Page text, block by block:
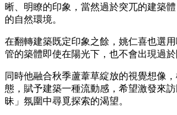
晰、明瞭的印象，當然過於突兀的建築
的自然環境。
在翻轉建築既定印象之餘，姚仁喜也選
管的築體即使在陽光下，也不會出現過於
同時他融合秋季蘆葦草綻放的視覺想像
態，賦予建築一種流動感，希望激發來
昧」氛圍中尋覓探索的渴望。